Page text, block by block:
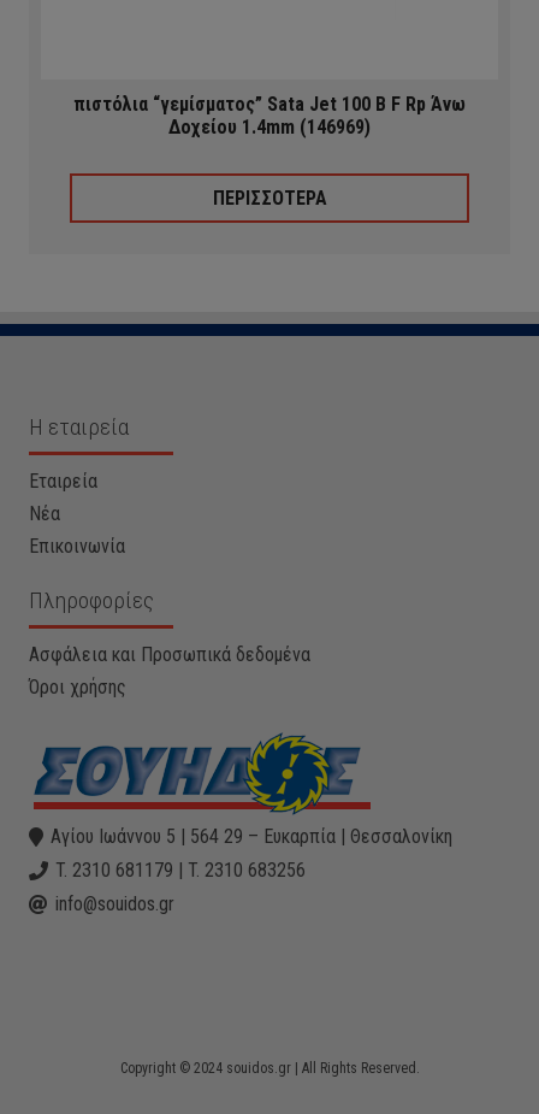
πιστόλια “γεμίσματος” Sata Jet 100 B F Rp Άνω
Δοχείου 1.4mm (146969)
ΠΕΡΙΣΣΟΤΕΡΑ
Η εταιρεία
Εταιρεία
Νέα
Επικοινωνία
Πληροφορίες
Ασφάλεια και Προσωπικά δεδομένα
Όροι χρήσης
Αγίου Ιωάννου 5 | 564 29 – Ευκαρπία | Θεσσαλονίκη
T. 2310 681179 | T. 2310 683256
info@souidos.gr
Copyright © 2024 souidos.gr | All Rights Reserved.